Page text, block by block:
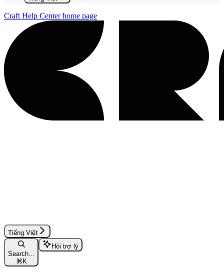
Craft Help Centerhome page
Tiếng Việt
Search...
⌘ K
Hỏi trợ lý